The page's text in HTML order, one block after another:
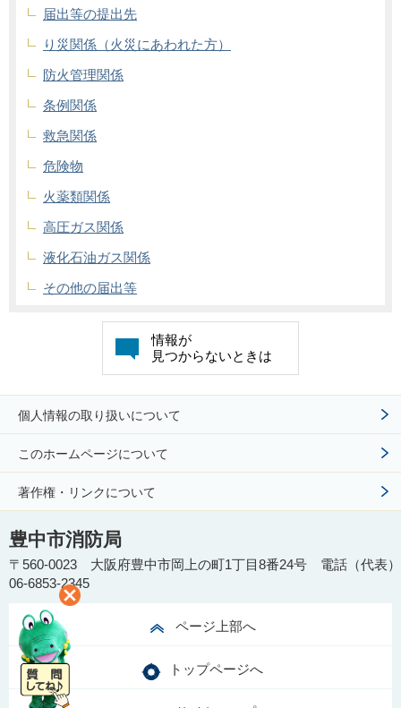
届出等の提出先
り災関係（火災にあわれた方）
防火管理関係
条例関係
救急関係
危険物
火薬類関係
高圧ガス関係
液化石油ガス関係
その他の届出等
情報が
見つからないときは
個人情報の取り扱いについて
このホームページについて
著作権・リンクについて
豊中市消防局
〒560-0023 大阪府豊中市岡上の町1丁目8番24号 電話（代表）
06-6853-2345
ページ上部へ
トップページへ